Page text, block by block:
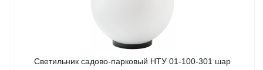
Светильник садово-парковый НТУ 01-100-301 шар